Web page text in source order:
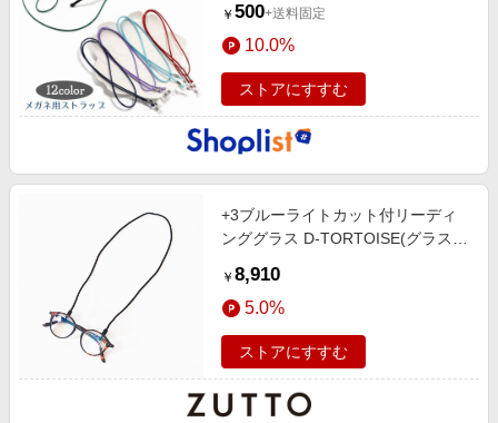
￥ 500+送料固定
10.0%
ストアにすすむ
+3ブルーライトカット付リーディ
ンググラス D-TORTOISE(グラスコ
￥ 8,910
5.0%
ストアにすすむ